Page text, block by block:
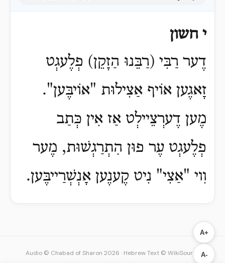
י חשון
דֶער רַבִּי (רַבֵּנוּ הַזָקֵן) פְלֶעגְט
זָאגֶען אוֹיף אַצִילוּת "אֹויבֶּען".
מֶען דֶערְצֵיילְט אַז אִין כְּתַב
פְלֶעגְט עֶר פוּן הִתְרַגְשׁוּת, מֶער
וִוי "אַצִי" נִיט קֶענֶען אָנְשְׁרַייבֶּען.
A+
A-
Audio © Chabad of Sharon 2026 · Hebrew Text © WikiSource